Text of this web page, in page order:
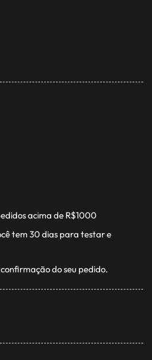
acima de R$1000
tem 30 dias para testar e
do seu pedido.